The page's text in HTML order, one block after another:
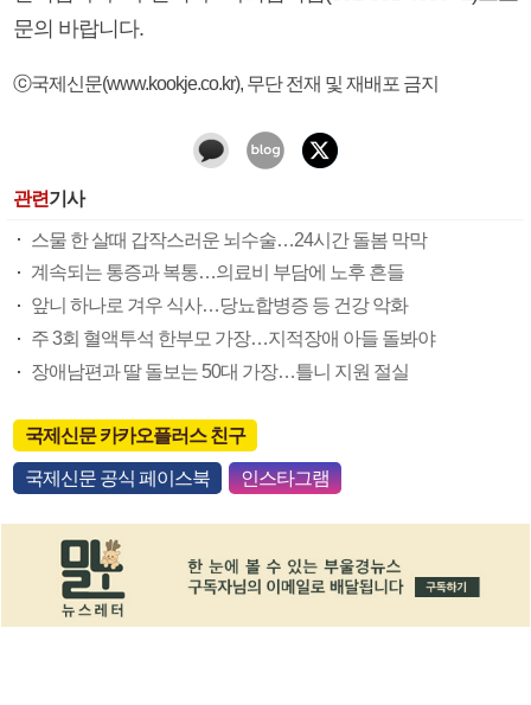
문의 바랍니다.
ⓒ국제신문(www.kookje.co.kr), 무단 전재 및 재배포 금지
관련기사
스물 한 살때 갑작스러운 뇌수술…24시간 돌봄 막막
계속되는 통증과 복통…의료비 부담에 노후 흔들
앞니 하나로 겨우 식사…당뇨합병증 등 건강 악화
주 3회 혈액투석 한부모 가장…지적장애 아들 돌봐야
장애남편과 딸 돌보는 50대 가장…틀니 지원 절실
국제신문 카카오플러스 친구
국제신문 공식 페이스북 인스타그램